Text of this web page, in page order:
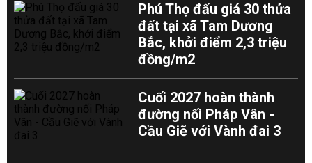
Phú Thọ đấu giá 30 thửa
đất tại xã Tam Dương
Bắc, khởi điểm 2,3 triệu
đồng/m2
Cuối 2027 hoàn thành
đường nối Pháp Vân -
Cầu Giẽ với Vành đai 3